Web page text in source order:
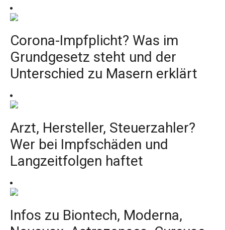
Corona-Impfplicht? Was im
Grundgesetz steht und der
Unterschied zu Masern erklärt
Arzt, Hersteller, Steuerzahler?
Wer bei Impfschäden und
Langzeitfolgen haftet
Infos zu Biontech, Moderna,